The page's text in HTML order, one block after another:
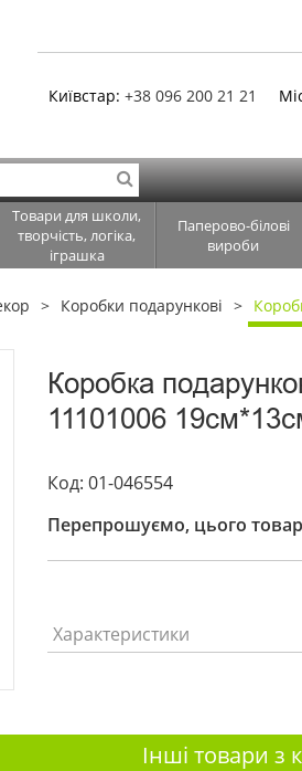
Київстар: +38 096 200 21 21
Товари для школи,
творчість, логіка,
іграшка
Паперово-білові
вироби
Коробки подарункові
Коробка
11101006
Код: 01-046554
Перепрошуємо, цього
Характеристики
Інші товари з